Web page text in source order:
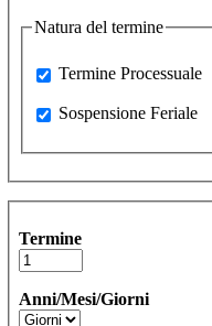
Natura del termine
Processuale
Termine Processuale
Sospensione Feriale
Sospensione Feriale
Termine
Anni/Mesi/Giorni